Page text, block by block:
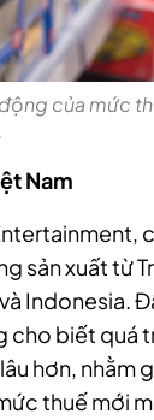
của mức
Nam
sản xuất từ
Indonesia.
cho biết quá
hơn, nhằm
thuế mới